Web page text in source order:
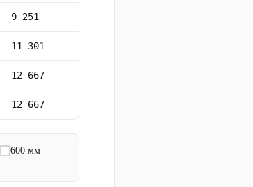
9 251
11 301
12 667
12 667
600 мм